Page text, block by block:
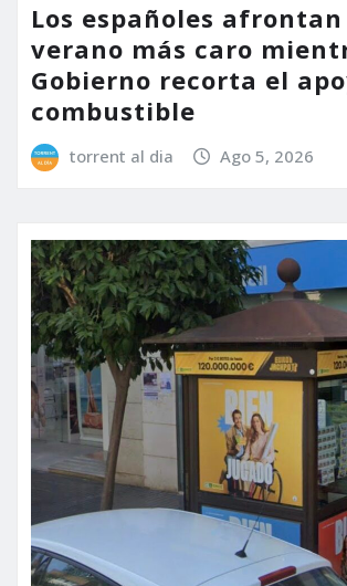
Los españoles afrontan
verano más caro
Gobierno recorta el
combustible
torrent al dia Ago 5, 2026